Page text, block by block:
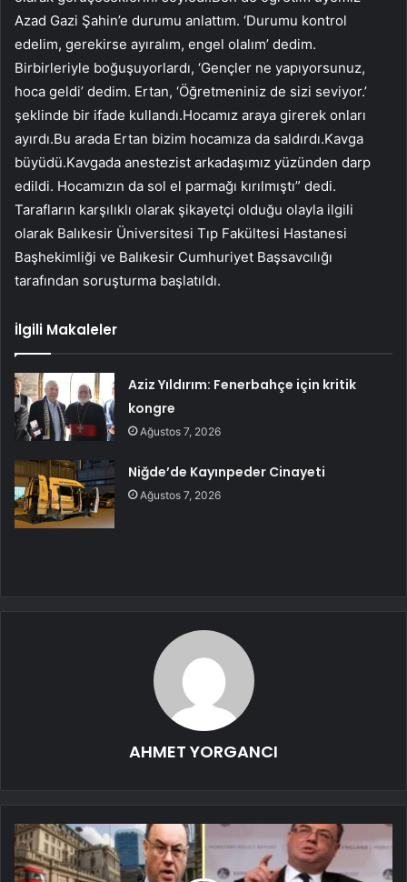
Azad Gazi Şahin’e durumu anlattım. ‘Durumu kontrol
edelim, gerekirse ayıralım, engel olalım’ dedim.
Birbirleriyle boğuşuyorlardı, ‘Gençler ne yapıyorsunuz,
hoca geldi’ dedim. Ertan, ‘Öğretmeniniz de sizi seviyor.’
şeklinde bir ifade kullandı.Hocamız araya girerek onları
ayırdı.Bu arada Ertan bizim hocamıza da saldırdı.Kavga
büyüdü.Kavgada anestezist arkadaşımız yüzünden darp
edildi. Hocamızın da sol el parmağı kırılmıştı” dedi.
Tarafların karşılıklı olarak şikayetçi olduğu olayla ilgili
olarak Balıkesir Üniversitesi Tıp Fakültesi Hastanesi
Başhekimliği ve Balıkesir Cumhuriyet Başsavcılığı
tarafından soruşturma başlatıldı.
İlgili Makaleler
Aziz Yıldırım: Fenerbahçe için kritik
kongre
Ağustos 7, 2026
Niğde’de Kayınpeder Cinayeti
Ağustos 7, 2026
AHMET YORGANCI